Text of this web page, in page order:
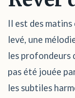
Il est des matins
levé, une
les profondeurs
pas été jouée
les subtiles